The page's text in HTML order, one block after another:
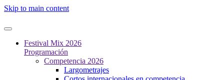
Skip to main content
Festival Mix 2026
Programación
Competencia 2026
Largometrajes